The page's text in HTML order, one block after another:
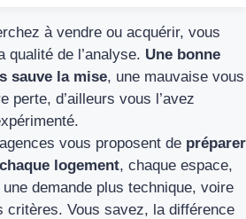
à vendre ou acquérir, vous
qualité de l’analyse. Une bonne
sauve la mise, une mauvaise vous
perte, d’ailleurs vous l’avez
vous proposent de préparer
logement, chaque espace,
demande plus technique, voire
critères. Vous savez, la différence